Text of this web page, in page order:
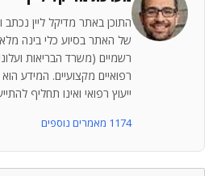
התוכן באתר מדיקל ליין נכתב
של האתר בסיוע כלי בינה
רשמיים (משרד הבריאות
רפואיים מקצועיים. המידע
ייעוץ רפואי ואינו תחליף
1174 מאמרים נוספים